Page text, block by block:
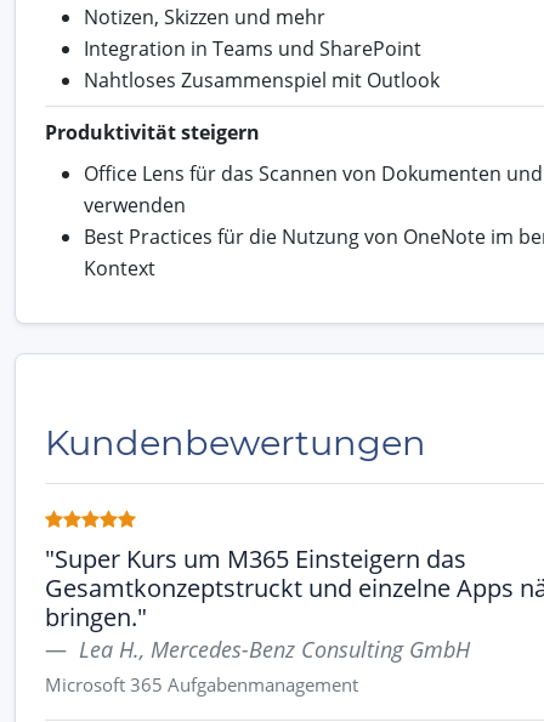
Notizen, Skizzen und mehr
Integration in Teams und SharePoint
Nahtloses Zusammenspiel mit Outlook
Produktivität steigern
Office Lens für das Scannen von Dokumenten
verwenden
Best Practices für die Nutzung von OneNote im
Kontext
Kundenbewertungen
"Super Kurs um M365 Einsteigern das
Gesamtkonzeptstruckt und einzelne Apps
bringen."
Lea H., Mercedes-Benz Consulting GmbH
Microsoft 365 Aufgabenmanagement